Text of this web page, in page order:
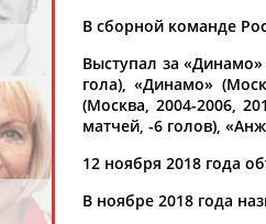
Елена
АБАИМОВА
Акжана
АБДИКАРИМОВА
В сборной команде
Выступал за
гола), «Динамо»
(Москва, 2004-2006,
матчей, -6 голов),
12 ноября 2018 года
В ноябре 2018 года